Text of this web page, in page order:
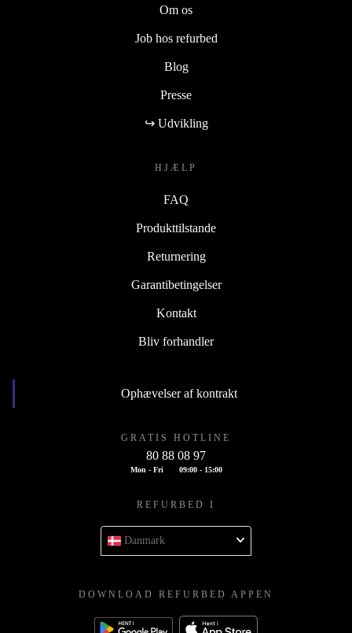
Om os
Job hos refurbed
Blog
Presse
↪ Udvikling
HJÆLP
FAQ
Produkttilstande
Returnering
Garantibetingelser
Kontakt
Bliv forhandler
Ophævelser af kontrakt
GRATIS HOTLINE
80 88 08 97
Mon - Fri 09:00 - 15:00
REFURBED I
Danmark
DOWNLOAD REFURBED APPEN